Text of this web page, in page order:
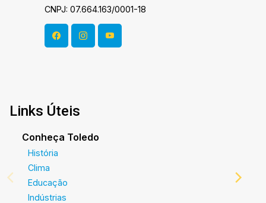
CNPJ: 07.664.163/0001-18
Links Úteis
Conheça Toledo
História
Clima
Educação
Indústrias